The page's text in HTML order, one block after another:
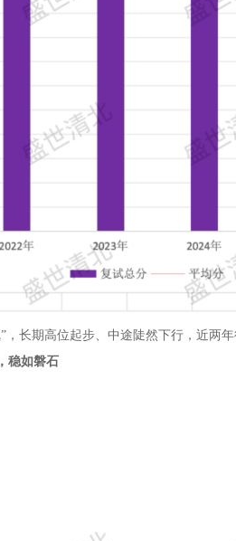
，长期高位起步、中途陡然下行，近两
稳如磐石